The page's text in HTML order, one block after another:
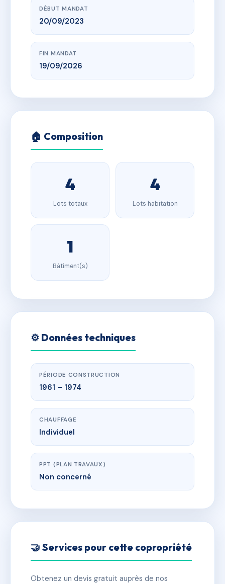
DÉBUT MANDAT
20/09/2023
FIN MANDAT
19/09/2026
🏠 Composition
4
Lots totaux
4
Lots habitation
1
Bâtiment(s)
⚙️ Données techniques
PÉRIODE CONSTRUCTION
1961 – 1974
CHAUFFAGE
Individuel
PPT (PLAN TRAVAUX)
Non concerné
🤝 Services pour cette copropriété
Obtenez un devis gratuit auprès de nos